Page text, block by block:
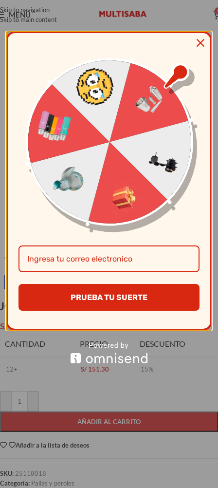
Skip to navigation
Skip to main content
MENÚ
JC Menajes – Paila Aluminio # 46
S/178.00
CANTIDAD PRECIO DESCUENTO
12+ S/ 151.30 15%
AÑADIR AL CARRITO
Añadir a la lista de deseos
SKU: 25118018
Categoría: Pailas y peroles
PRUEBA TU SUERTE